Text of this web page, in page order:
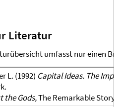
Literatur
umfasst nur einen
L. (1992) Capital Ideas. The
the Gods,The Remarkable Story